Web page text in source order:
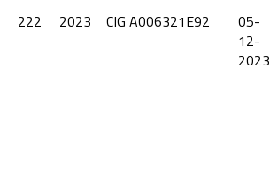
222
2023 CIG A006321E92
05-
12-
2023